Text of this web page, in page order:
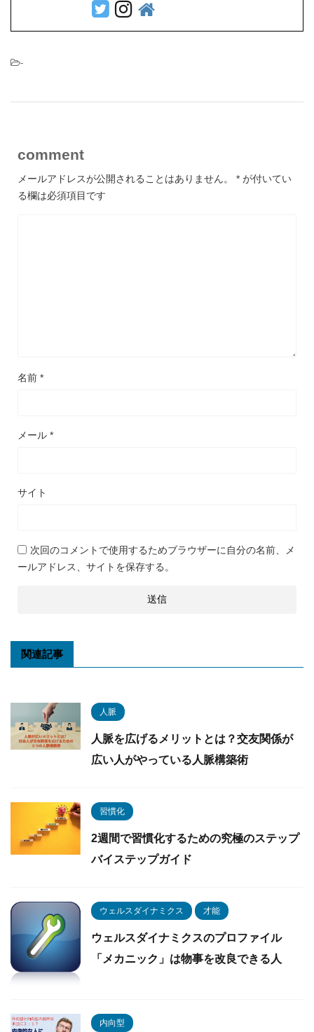
-
comment
メールアドレスが公開されることはありません。 * が付いてい
る欄は必須項目です
名前 *
メール *
サイト
次回のコメントで使用するためブラウザーに自分の名前、メ
ールアドレス、サイトを保存する。
関連記事
人脈
人脈を広げるメリットとは？交友関係が
広い人がやっている人脈構築術
習慣化
2週間で習慣化するための究極のステップ
バイステップガイド
ウェルスダイナミクス 才能
ウェルスダイナミクスのプロファイル
「メカニック」は物事を改良できる人
内向型